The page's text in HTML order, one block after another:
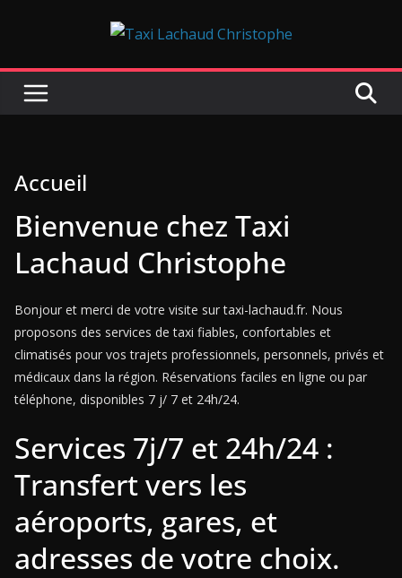
Accueil
Bienvenue chez Taxi
Lachaud Christophe
Bonjour et merci de votre visite sur taxi-lachaud.fr. Nous
proposons des services de taxi fiables, confortables et
climatisés pour vos trajets professionnels, personnels, privés et
médicaux dans la région. Réservations faciles en ligne ou par
téléphone, disponibles 7 j/ 7 et 24h/24.
Services 7j/7 et 24h/24 :
Transfert vers les
aéroports, gares, et
adresses de votre choix.